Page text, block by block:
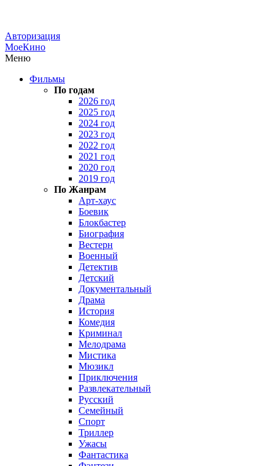
Авторизация
МоеКино
Меню
Фильмы
По годам
2026 год
2025 год
2024 год
2023 год
2022 год
2021 год
2020 год
2019 год
По Жанрам
Арт-хаус
Боевик
Блокбастер
Биография
Вестерн
Военный
Детектив
Детский
Документальный
Драма
История
Комедия
Криминал
Мелодрама
Мистика
Мюзикл
Приключения
Развлекательный
Русский
Семейный
Спорт
Триллер
Ужасы
Фантастика